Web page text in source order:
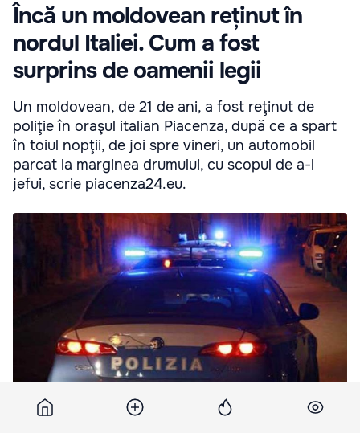
Încă un moldovean reținut în
nordul Italiei. Cum a fost
surprins de oamenii legii
Un moldovean, de 21 de ani, a fost reţinut de
poliţie în oraşul italian Piacenza, după ce a spart
în toiul nopţii, de joi spre vineri, un automobil
parcat la marginea drumului, cu scopul de a-l
jefui, scrie piacenza24.eu.
Un moldovean, de 21 de ani, a fost reţinut de poliţie în oraşul